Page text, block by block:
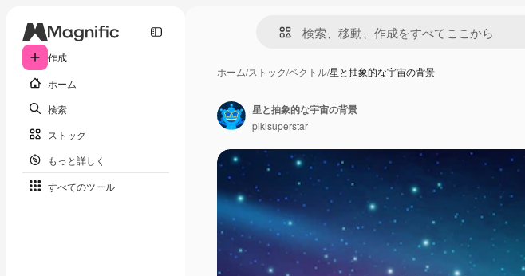
作成
ホーム
検索
ストック
もっと詳しく
すべてのツール
ホーム/ストック/ベクトル/星と抽象的な宇宙の背景
星と抽象的な宇宙の背景
pikisuperstar